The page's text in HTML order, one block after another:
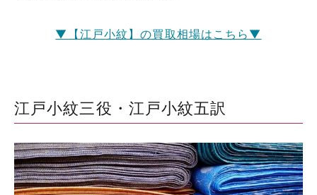
▼【江戸小紋】の買取相場はこちら▼
江戸小紋三役・江戸小紋五訳